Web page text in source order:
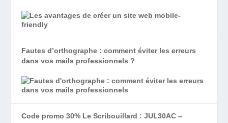
Fautes d’orthographe : comment éviter les erreurs
dans vos mails professionnels ?
Code promo 30% Le Scribouillard : JUL30AC –